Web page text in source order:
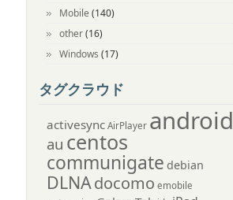
Mobile (140)
other(16)
Windows (17)
タグクラウド
activesync AirPlayer android
au centos
communigate debian
DLNAdocomo emobile